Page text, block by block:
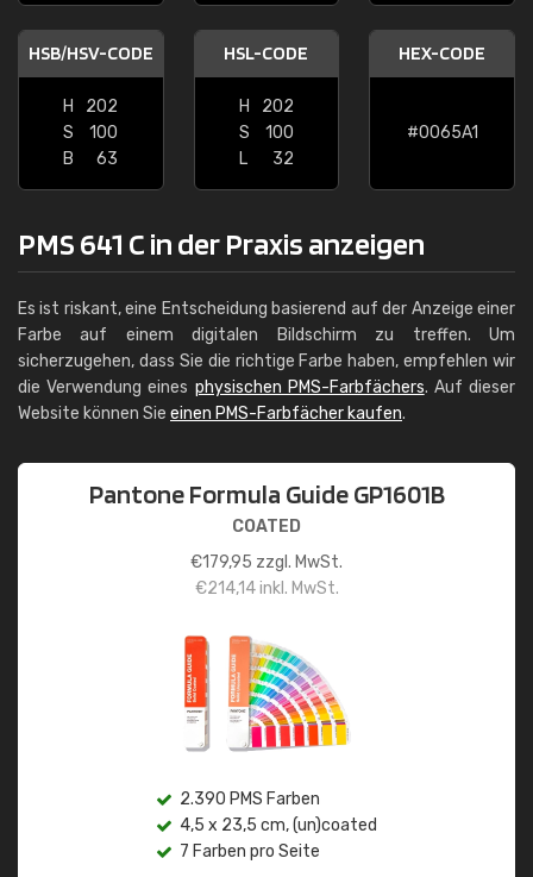
HSB/HSV-CODE
H
202
S
100
B
63
HSL-CODE
H
202
S
100
L
32
HEX-CODE
#0065A1
PMS 641 C in der Praxis anzeigen
Es ist riskant, eine Entscheidung basierend auf der Anzeige einer
Farbe auf einem digitalen Bildschirm zu treffen. Um
sicherzugehen, dass Sie die richtige Farbe haben, empfehlen wir
die Verwendung eines physischen PMS-Farbfächers. Auf dieser
Website können Sie einen PMS-Farbfächer kaufen.
Pantone Formula Guide GP1601B
COATED
€179,95 zzgl. MwSt.
€214,14inkl. MwSt.
2.390 PMS Farben
4,5 x 23,5 cm, (un)coated
7 Farben pro Seite